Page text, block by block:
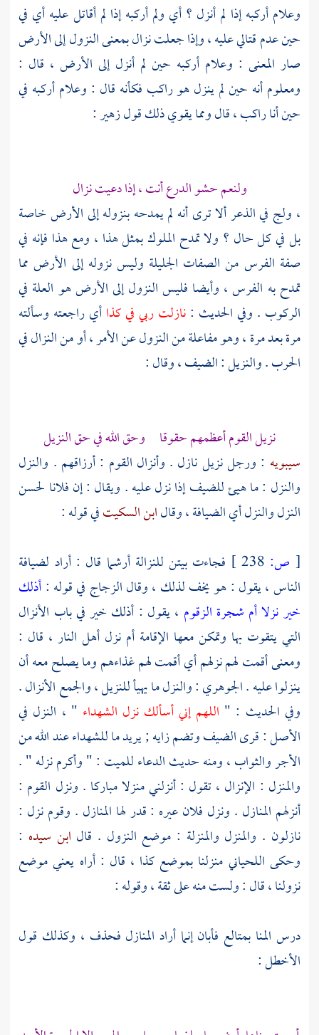
وعلام أركبه إذا لم أنزل ؟ أي ولم أركبه إذا لم أقاتل عليه أي في
حين عدم قتالي عليه ، وإذا جعلت نزال بمعنى النزول إلى الأرض
صار المعنى : وعلام أركبه حين لم أنزل إلى الأرض ، قال :
ومعلوم أنه حين لم ينزل هو راكب فكأنه قال : وعلام أركبه في
حين أنا راكب ، قال ومما يقوي ذلك قولزهير:
ولنعم حشو الدرع أنت ، إذا دعيت نزال
، ولج في الذعر ألا ترى أنه لم يمدحه بنزوله إلى الأرض خاصة
بل في كل حال ؟ ولا تمدح الملوك بمثل هذا ، ومع هذا فإنه في
صفة الفرس من الصفات الجليلة وليس نزوله إلى الأرض مما
تمدح به الفرس ، وأيضا فليس النزول إلى الأرض هو العلة في
الركوب . وفي الحديث :نازلت ربي في كذاأي راجعته وسألته
مرة بعد مرة ، وهو مفاعلة من النزول عن الأمر ، أو من النزال في
الحرب . والنزيل : الضيف ، وقال :
نزيل القوم أعظمهم حقوقا وحق الله في حق النزيل
سيبويه : ورجل نزيل نازل . وأنزال القوم : أرزاقهم . والنزل
والنزل : ما هيئ للضيف إذا نزل عليه . ويقال : إن فلانا لحسن
النزل والنزل أي الضيافة ، وقالابن السكيتفي قوله :
[ ص:
فجاءت بيتن للنزالة أرشما قال : أراد لضيافة
الناس ، يقول : هو يخف لذلك ، وقال الزجاج في قوله :أذلك
خير نزلا أم شجرة الزقوم ، يقول : أذلك خير في باب الأنزال
التي يتقوت بها وتمكن معها الإقامة أم نزل أهل النار ، قال :
ومعنى أقمت لهم نزلهم أي أقمت لهم غذاءهم وما يصلح معه أن
ينزلوا عليه .الجوهري: والنزل ما يهيأ للنزيل ، والجمع الأنزال .
وفي الحديث : " اللهم إني أسألك نزل الشهداء " ، النزل في
الأصل : قرى الضيف وتضم زايه ; يريد ما للشهداء عند الله من
الأجر والثواب ، ومنه حديث الدعاء للميت : " وأكرم نزله " .
والمنزل : الإنزال ، تقول : أنزلني منزلا مباركا . ونزل القوم :
أنزلهم المنازل . ونزل فلان عيره : قدر لها المنازل . وقوم نزل :
نازلون . والمنزل والمنزلة : موضع النزول . قال ابن سيده :
وحكى اللحياني منزلنا بموضع كذا ، قال : أراه يعني موضع
نزولنا ، قال : ولست منه على ثقة ، وقوله :
درس المنا بمتالع فأبان إنما أراد المنازل فحذف ، وكذلك قول
الأخطل: